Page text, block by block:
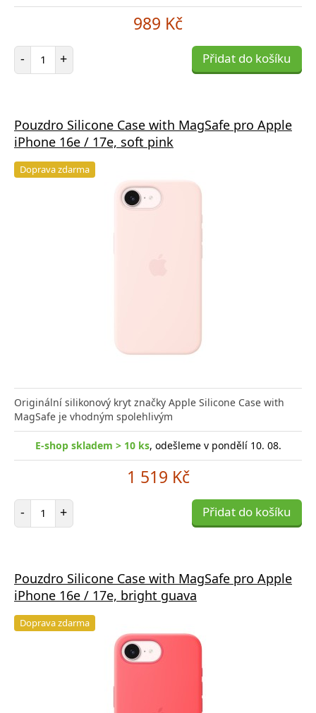
989 Kč
- Počet položek
+ Přidat do košíku
Pouzdro Silicone Case with MagSafe pro Apple
iPhone 16e / 17e, soft pink
Doprava zdarma
Originální silikonový kryt značky Apple Silicone Case with
MagSafe je vhodným spolehlivým
E-shop skladem > 10 ks, odešleme v pondělí 10. 08.
1 519 Kč
- Počet položek
+ Přidat do košíku
Pouzdro Silicone Case with MagSafe pro Apple
iPhone 16e / 17e, bright guava
Doprava zdarma